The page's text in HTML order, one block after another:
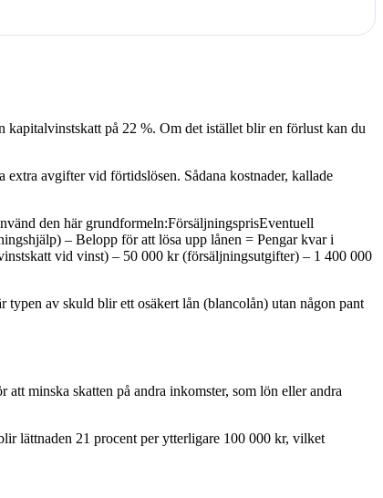
kapitalvinstskatt på 22 %. Om det istället blir en förlust kan du
extra avgifter vid förtidslösen. Sådana kostnader, kallade
den här grundformeln:FörsäljningsprisEventuell
– Belopp för att lösa upp lånen = Pengar kvar i
vid vinst) – 50 000 kr (försäljningsutgifter) – 1 400 000
av skuld blir ett osäkert lån (blancolån) utan någon pant
minska skatten på andra inkomster, som lön eller andra
lättnaden 21 procent per ytterligare 100 000 kr, vilket